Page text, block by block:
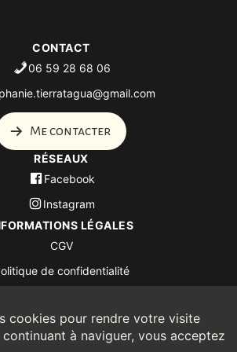
LÉGALES
CGV
de confidentialité
RÉSEAUX
Facebook
Instagram
CONTACT
06 59 28 68 06
Me contacter